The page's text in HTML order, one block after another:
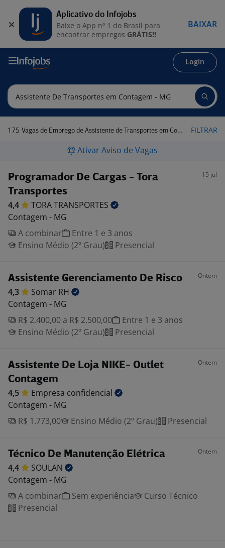
Login
175 Vagas de Emprego de Assistente de Transportes em Contagem - MG FILTRAR
Ativar Aviso de Vagas
Programador De Cargas - Tora
Transportes
15 jul
4,4 TORATRANSPORTES
Contagem - MG
A combinar
Entre 1 e 3 anos
Ensino Médio (2º Grau)
Presencial
Assistente Gerenciamento De Risco Ontem
4,3 Somar RH
Contagem - MG
R$ 2.400,00 a R$ 2.500,00
Entre 1 e 3 anos
Ensino Médio (2º Grau)
Presencial
Assistente De Loja NIKE- Outlet
Contagem
Ontem
4,5 Empresa confidencial
Contagem - MG
R$ 1.773,00
Ensino Médio (2º Grau) Presencial
Técnico De Manutenção Elétrica Ontem
4,4
SOULAN
Contagem - MG
A combinar
Sem experiência
Curso Técnico
Presencial
Aplicativo do Infojobs
Baixe o App nº 1 do Brasil para
encontrar empregos GRÁTIS!!
BAIXAR